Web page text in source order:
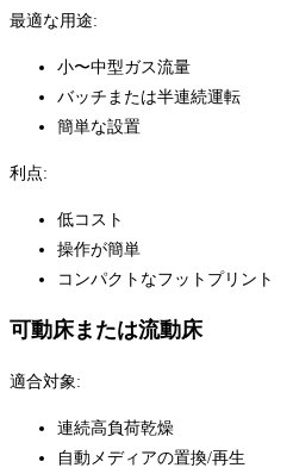
最適な用途:
小〜中型ガス流量
バッチまたは半連続運転
簡単な設置
利点:
低コスト
操作が簡単
コンパクトなフットプリント
可動床または流動床
適合対象:
連続高負荷乾燥
自動メディアの置換/再生